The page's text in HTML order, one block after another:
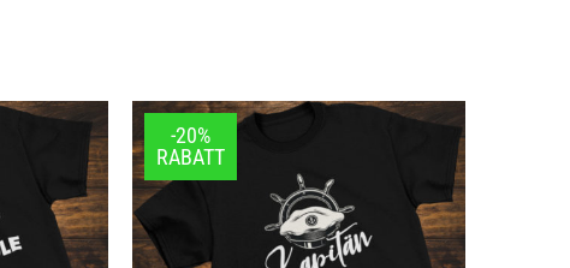
-20%
RABATT